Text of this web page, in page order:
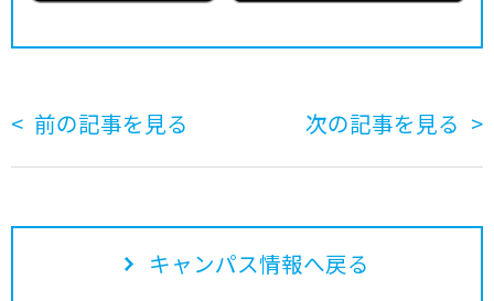
前の記事を見る 次の記事を見る
キャンパス情報へ戻る